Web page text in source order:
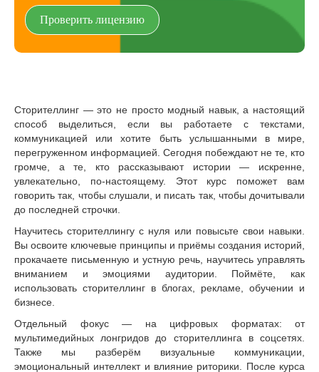
Проверить лицензию
Сторителлинг — это не просто модный навык, а настоящий
способ выделиться, если вы работаете с текстами,
коммуникацией или хотите быть услышанными в мире,
перегруженном информацией. Сегодня побеждают не те, кто
громче, а те, кто рассказывают истории — искренне,
увлекательно, по-настоящему. Этот курс поможет вам
говорить так, чтобы слушали, и писать так, чтобы дочитывали
до последней строчки.
Научитесь сторителлингу с нуля или повысьте свои навыки.
Вы освоите ключевые принципы и приёмы создания историй,
прокачаете письменную и устную речь, научитесь управлять
вниманием и эмоциями аудитории. Поймёте, как
использовать сторителлинг в блогах, рекламе, обучении и
бизнесе.
Отдельный фокус — на цифровых форматах: от
мультимедийных лонгридов до сторителлинга в соцсетях.
Также мы разберём визуальные коммуникации,
эмоциональный интеллект и влияние риторики. После курса